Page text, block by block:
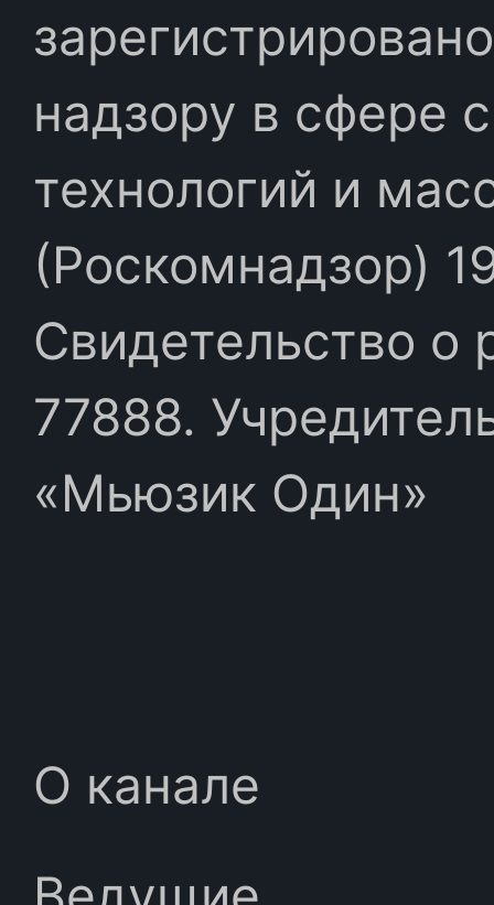
надзору в сфере
технологий и
(Роскомнадзор)
Свидетельство
77888.
«Мьюзик Один»
О канале